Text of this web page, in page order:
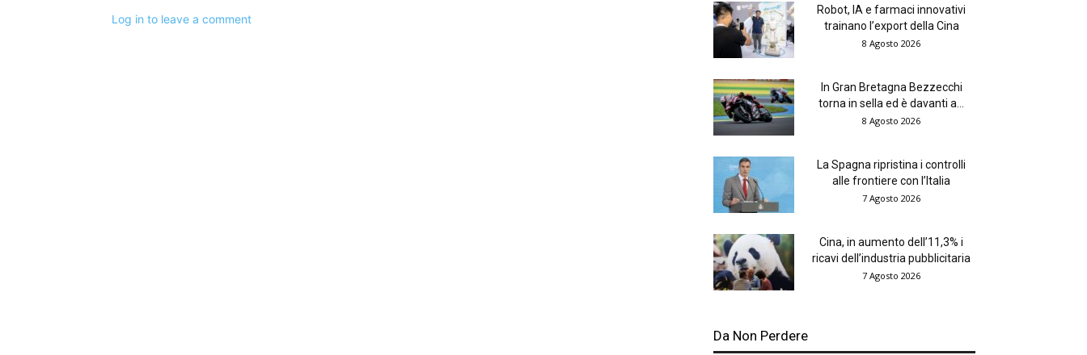
Log in to leave a comment
Robot, IA e farmaci innovativi
trainano l’export della Cina
8 Agosto 2026
In Gran Bretagna Bezzecchi
torna in sella ed è davanti a...
8 Agosto 2026
La Spagna ripristina i controlli
alle frontiere con l’Italia
7 Agosto 2026
Cina, in aumento dell’11,3% i
ricavi dell’industria pubblicitaria
7 Agosto 2026
Da Non Perdere